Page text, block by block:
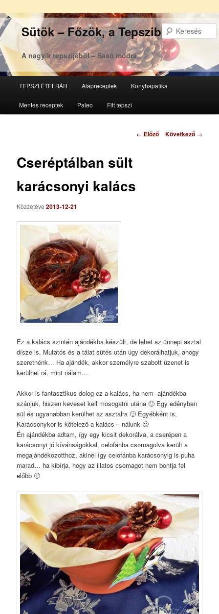
Sütök – Főzök, a Tepsziből
A nagyik tepszijéből – Sasó módra
Tovább
az
Tovább
a
TEPSZI ÉTELBÁR Alapreceptek Konyhapatika
Mentes receptek Paleo Fitt tepszi
Bejegyzés
← Előző Következő →
Cseréptálban sült
karácsonyi kalács
Közzétéve2013-12-21
Ez a kalács szintén ajándékba készült, de lehet az ünnepi asztal
dísze is. Mutatós és a tálat sütés után úgy dekorálhatjuk, ahogy
szeretnénk… Ha ajándék, akkor személyre szabott üzenet is
kerülhet rá, mint nálam…
Akkor is fantasztikus dolog ez a kalács, ha nem ajándékba
szánjuk, hiszen keveset kell mosogatni utána 🙂 Egy edényben
sül és ugyanabban kerülhet az asztalra 🙂 Egyébként is,
Karácsonykor is kötelező a kalács – nálunk 🙂
Én ajándékba adtam, így egy kicsit dekorálva, a cserépen a
karácsonyi jó kívánságokkal, celofánba csomagolva került a
megajándékozotthoz, akinél így celofánba karácsonyig is puha
marad… ha kibírja, hogy az illatos csomagot nem bontja fel
előbb 🙂